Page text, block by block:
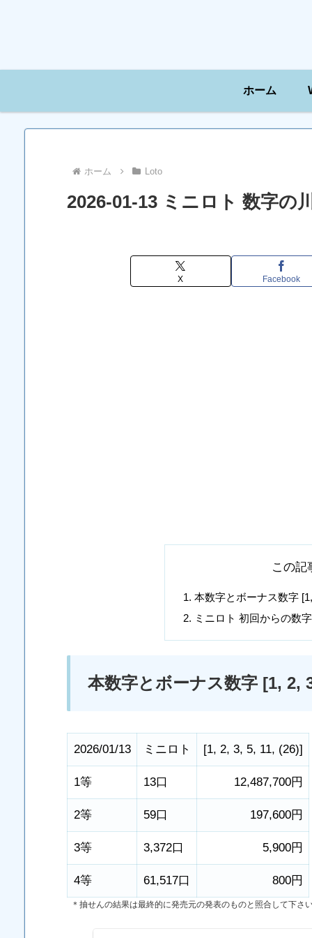
ホーム
ホーム Loto
2026-01-13 ミニロト 数字の
X Facebook
この記
本数字とボーナス数字
ミニロト 初回からの数
本数字とボーナス数字 [1, 2,
2026/01/13 ミニロト [1, 2, 3, 5, 11, (26)]
1等 13口 12,487,700円
2等 59口 197,600円
3等 3,372口 5,900円
4等 61,517口 800円
＊抽せんの結果は最終的に発売元の発表のものと照合して下さ